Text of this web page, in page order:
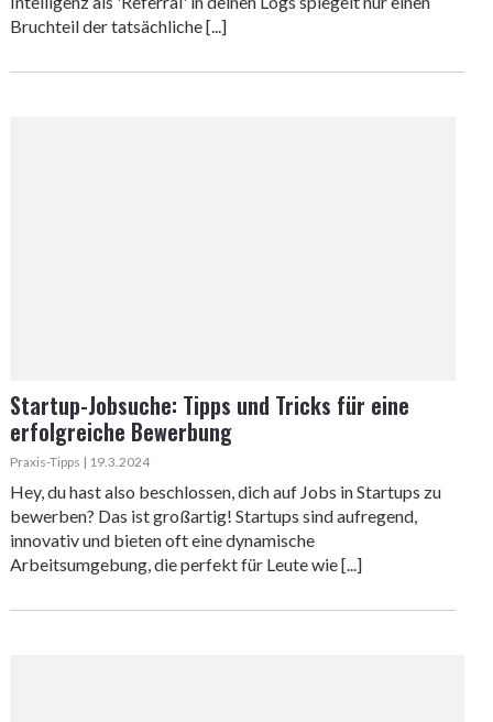
Bruchteil der tatsächliche [...]
Startup-Jobsuche: Tipps und Tricks für eine
erfolgreiche Bewerbung
Praxis-Tipps | 19.3.2024
Hey, du hast also beschlossen, dich auf Jobs in Startups zu
bewerben? Das ist großartig! Startups sind aufregend,
innovativ und bieten oft eine dynamische
Arbeitsumgebung, die perfekt für Leute wie [...]